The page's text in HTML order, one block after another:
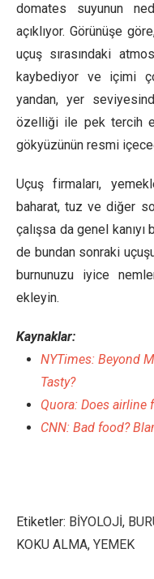
domates suyunun
açıklıyor. Görünüşe
uçuş sırasındaki
kaybediyor ve içimi
yandan, yer
özelliği ile pek tercih
gökyüzünün resmi
Uçuş firmaları,
baharat, tuz ve diğer
çalışsa da genel
de bundan sonraki
burnunuzu iyice
ekleyin.
Kaynaklar:
NYTimes: Beyond
Tasty?
Quora: Does airline
CNN: Bad food?
Etiketler: BİYOLOJİ,
KOKU ALMA, YEMEK